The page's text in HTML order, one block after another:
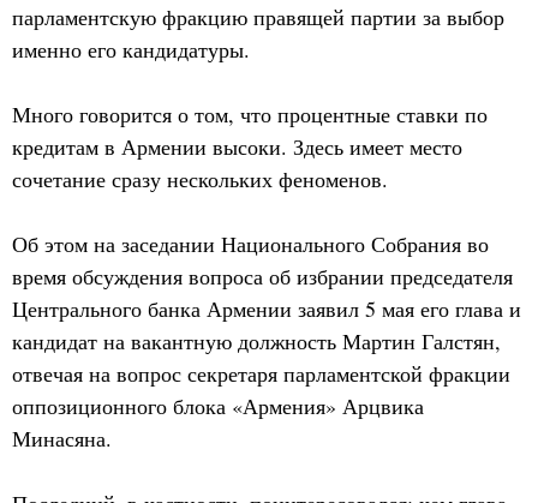
парламентскую фракцию правящей партии за выбор
именно его кандидатуры.
Много говорится о том, что процентные ставки по
кредитам в Армении высоки. Здесь имеет место
сочетание сразу нескольких феноменов.
Об этом на заседании Национального Собрания во
время обсуждения вопроса об избрании председателя
Центрального банка Армении заявил 5 мая его глава и
кандидат на вакантную должность Мартин Галстян,
отвечая на вопрос секретаря парламентской фракции
оппозиционного блока «Армения» Арцвика
Минасяна.